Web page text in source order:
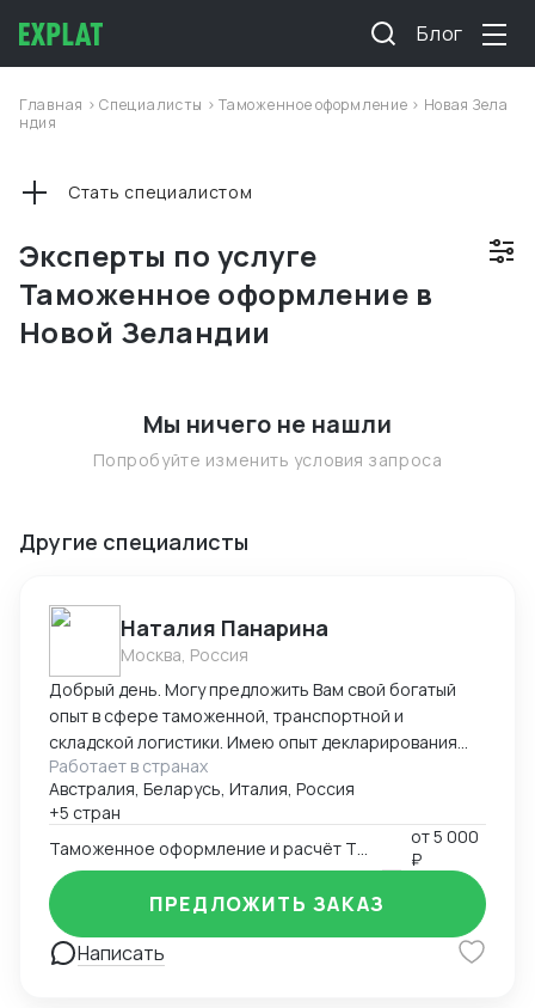
Блог
Главная >Специалисты >Таможенное оформление > Новая Зела
ндия
Эксперты по услуге
Таможенное оформление в
Новой Зеландии
Стать специалистом
Мы ничего не нашли
Попробуйте изменить условия запроса
Другие специалисты
Наталия Панарина
Москва, Россия
Добрый день. Могу предложить Вам свой богатый
опыт в сфере таможенной, транспортной и
складской логистики. Имею опыт декларирования
парфюмерно-косметической продукции с 2016-ого
года. Работаю в программе Альта-ГТД, Заполнитель.
На протяжении всей своей деятельности связана с
получением разрешительной документации,
документооборотом в области таможенной и
транспортной логистики, сотрудничеством с
иностранными поставщиками и закупкой товара.
Занимаюсь оптимизацией складских запасов и
Работает в странах
Австралия, Беларусь, Италия, Россия
+5 стран
от5 000
₽
Написать
ПРЕДЛОЖИТЬ ЗАКАЗ